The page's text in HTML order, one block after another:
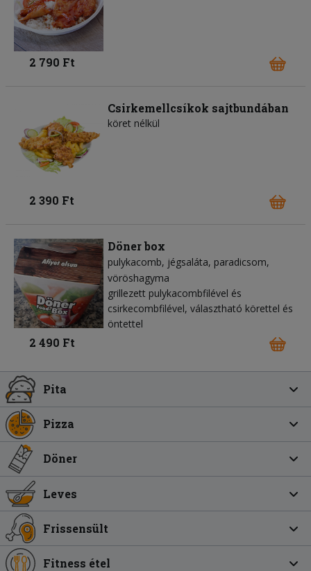
2 790 Ft
Csirkemellcsíkok sajtbundában
köret nélkül
2 390 Ft
Döner box
pulykacomb jégsaláta paradicsom
vöröshagyma
grillezett pulykacombfilével és
csirkecombfilével, választható körettel és
öntettel
2 490 Ft
Pita
Pizza
Döner
Leves
Frissensült
Fitness étel